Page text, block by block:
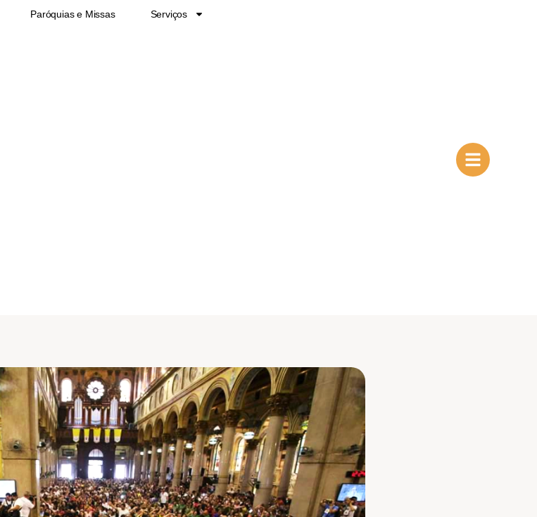
Paróquias e Missas Serviços